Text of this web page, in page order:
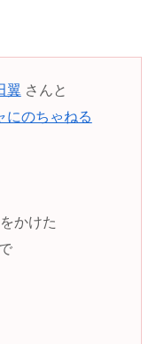
翼さんと
にのちゃねる
かけた